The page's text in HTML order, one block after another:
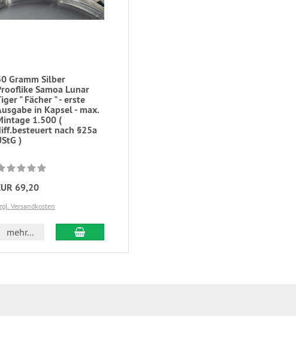
Gramm Silber
Samoa Lunar
" Fächer " - erste
in Kapsel - max.
1.500 (
nach §25a
)
69,20
Versandkosten
mehr... In den Warenkorb